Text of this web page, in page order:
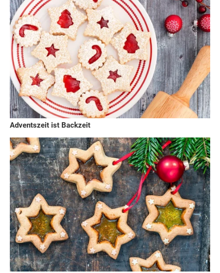
Adventszeit ist Backzeit